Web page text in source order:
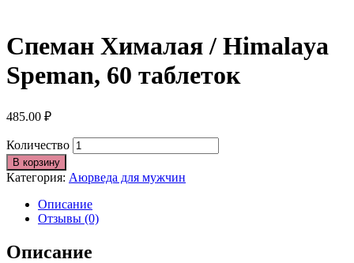
Спеман Хималая / Himalaya
Speman, 60 таблеток
485.00 ₽
Количество
В корзину
Категория: Аюрведа для мужчин
Описание
Отзывы (0)
Описание